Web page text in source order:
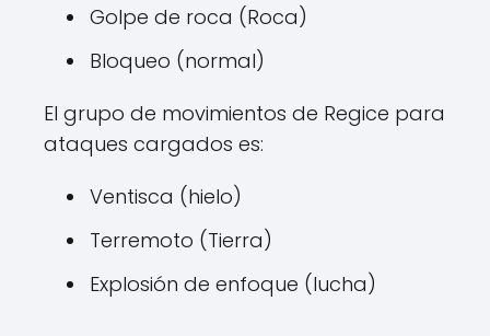
Golpe de roca (Roca)
Bloqueo (normal)
El grupo de movimientos de Regice para
ataques cargados es:
Ventisca (hielo)
Terremoto (Tierra)
Explosión de enfoque (lucha)